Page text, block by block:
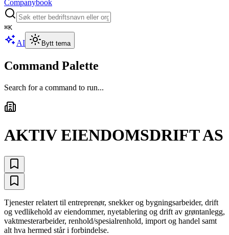
Companybook
⌘K
AI Bytt tema
Command Palette
Search for a command to run...
AKTIV EIENDOMSDRIFT AS
Tjenester relatert til entreprenør, snekker og bygningsarbeider, drift
og vedlikehold av eiendommer, nyetablering og drift av grøntanlegg,
vaktmesterarbeider, renhold/spesialrenhold, import og handel samt
alt hva hermed står i forbindelse.